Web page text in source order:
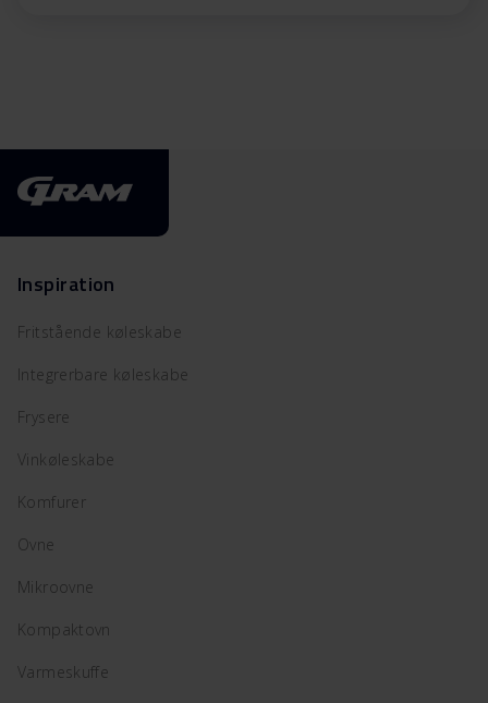
Inspiration
Fritstående køleskabe
Integrerbare køleskabe
Frysere
Vinkøleskabe
Komfurer
Ovne
Mikroovne
Kompaktovn
Varmeskuffe